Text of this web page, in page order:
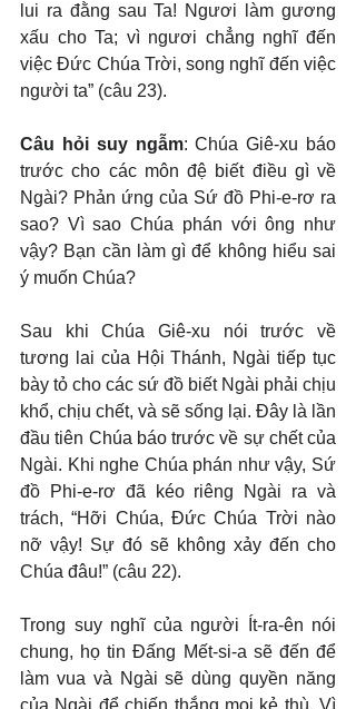
lui ra đằng sau Ta! Ngươi làm gương
xấu cho Ta; vì ngươi chẳng nghĩ đến
việc Đức Chúa Trời, song nghĩ đến việc
người ta” (câu 23).
Câu hỏi suy ngẫm: Chúa Giê-xu báo
trước cho các môn đệ biết điều gì về
Ngài? Phản ứng của Sứ đồ Phi-e-rơ ra
sao? Vì sao Chúa phán với ông như
vậy? Bạn cần làm gì để không hiểu sai
ý muốn Chúa?
Sau khi Chúa Giê-xu nói trước về
tương lai của Hội Thánh, Ngài tiếp tục
bày tỏ cho các sứ đồ biết Ngài phải chịu
khổ, chịu chết, và sẽ sống lại. Đây là lần
đầu tiên Chúa báo trước về sự chết của
Ngài. Khi nghe Chúa phán như vậy, Sứ
đồ Phi-e-rơ đã kéo riêng Ngài ra và
trách, “Hỡi Chúa, Đức Chúa Trời nào
nỡ vậy! Sự đó sẽ không xảy đến cho
Chúa đâu!” (câu 22).
Trong suy nghĩ của người Ít-ra-ên nói
chung, họ tin Đấng Mết-si-a sẽ đến để
làm vua và Ngài sẽ dùng quyền năng
của Ngài để chiến thắng mọi kẻ thù. Vì